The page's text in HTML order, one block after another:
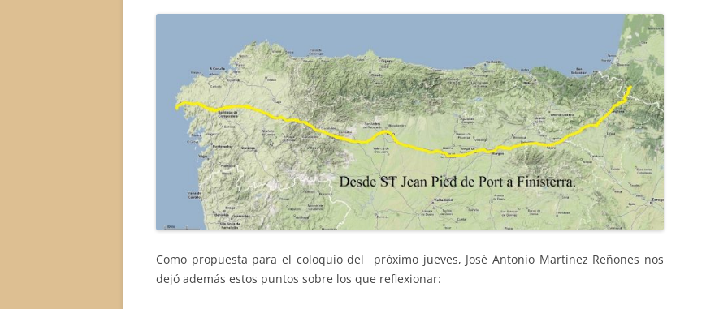
Como propuesta para el coloquio del próximo jueves, José Antonio Martínez Reñones nos
dejó además estos puntos sobre los que reflexionar: